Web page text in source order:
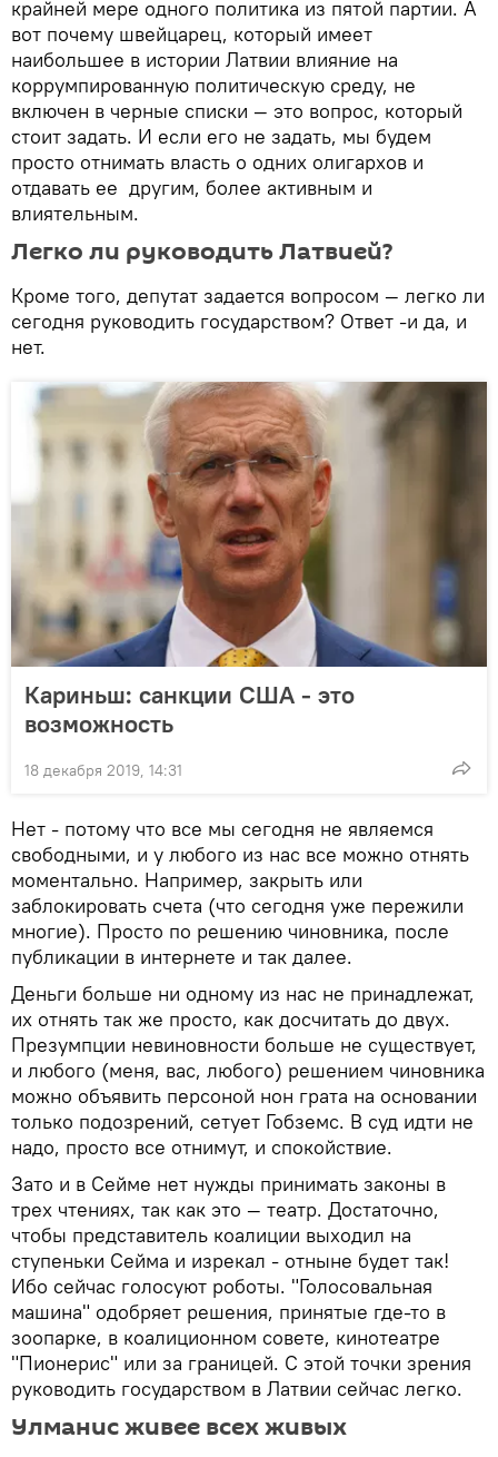
крайней мере одного политика из пятой партии. А
вот почему швейцарец, который имеет
наибольшее в истории Латвии влияние на
коррумпированную политическую среду, не
включен в черные списки — это вопрос, который
стоит задать. И если его не задать, мы будем
просто отнимать власть о одних олигархов и
отдавать ее другим, более активным и
влиятельным.
Легко ли руководить Латвией?
Кроме того, депутат задается вопросом — легко ли
сегодня руководить государством? Ответ -и да, и
нет.
Кариньш: санкции США - это
возможность
18 декабря 2019, 14:31
Нет - потому что все мы сегодня не являемся
свободными, и у любого из нас все можно отнять
моментально. Например, закрыть или
заблокировать счета (что сегодня уже пережили
многие). Просто по решению чиновника, после
публикации в интернете и так далее.
Деньги больше ни одному из нас не принадлежат,
их отнять так же просто, как досчитать до двух.
Презумпции невиновности больше не существует,
и любого (меня, вас, любого) решением чиновника
можно объявить персоной нон грата на основании
только подозрений, сетует Гобземс. В суд идти не
надо, просто все отнимут, и спокойствие.
Зато и в Сейме нет нужды принимать законы в
трех чтениях, так как это — театр. Достаточно,
чтобы представитель коалиции выходил на
ступеньки Сейма и изрекал - отныне будет так!
Ибо сейчас голосуют роботы. "Голосовальная
машина" одобряет решения, принятые где-то в
зоопарке, в коалиционном совете, кинотеатре
"Пионерис" или за границей. С этой точки зрения
руководить государством в Латвии сейчас легко.
Улманис живее всех живых